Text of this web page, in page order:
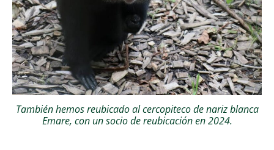
También hemos reubicado al cercopiteco de nariz blanca
Emare, con un socio de reubicación en 2024.